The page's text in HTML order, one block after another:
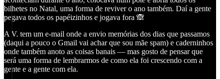
bilhetes no Natal, uma forma de reviver o ano também. Daí a gente
pegava todos os papéizinhos e jogava fora 🙈
A V. tem um e-mail onde a envio memórias dos dias que passamos
(daqui a pouco o Gmail vai achar que sou mãe spam) e caderninhos
onde também anoto as coisas banais — mas gosto de pensar que
será uma forma de lembrarmos de como ela foi crescendo com a
gente e a gente com ela.